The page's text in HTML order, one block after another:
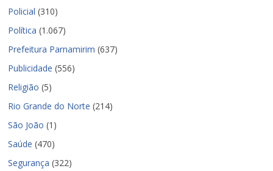
Policial (310)
Política (1.067)
Prefeitura Parnamirim (637)
Publicidade (556)
Religião (5)
Rio Grande do Norte (214)
São João (1)
Saúde (470)
Segurança (322)